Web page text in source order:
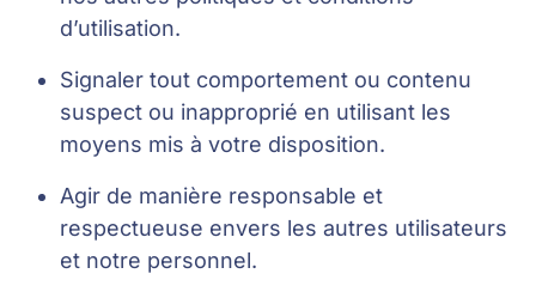
d’utilisation.
Signaler tout comportement ou contenu
suspect ou inapproprié en utilisant les
moyens mis à votre disposition.
Agir de manière responsable et
respectueuse envers les autres utilisateurs
et notre personnel.